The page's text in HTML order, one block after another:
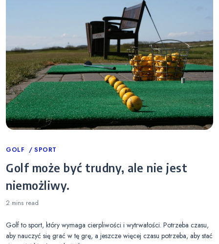
Categories
GOLF SPORT
Golf może być trudny, ale nie jest
niemożliwy.
2 mins read
Golf to sport, który wymaga cierpliwości i wytrwałości. Potrzeba czasu,
aby nauczyć się grać w tę grę, a jeszcze więcej czasu potrzeba, aby stać